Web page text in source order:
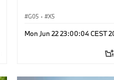
G05 · X5
Mon Jun 22 23:00:04 CEST